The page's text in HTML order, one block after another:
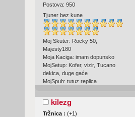
Postova: 950
Tjuner bez kune
Moj Skuter: Rocky 50,
Majesty180
Moja Kaciga: imam dopunsko
MojSetup: Kofer, vizir, Tucano
dekica, duge gaće
MojSpuh: tutuz replica
kilezg
Tržnica : (+1)